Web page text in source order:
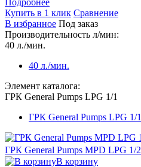
Купить в 1 клик Сравнение
В избранное Под заказ
Производительность л/мин:
40 л./мин.
40 л./мин.
Элемент каталога:
ГРК General Pumps LPG 1/1
ГРК General Pumps LPG 1/1
ГРК General Pumps MPD LPG 1/2
В корзину